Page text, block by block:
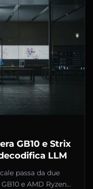
GB10 e Strix
LLM
passa da due
e AMD Ryzen